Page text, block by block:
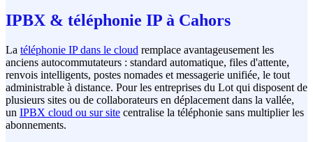
IPBX & téléphonie IP à Cahors
La téléphonie IP dans le cloud remplace avantageusement les
anciens autocommutateurs : standard automatique, files d'attente,
renvois intelligents, postes nomades et messagerie unifiée, le tout
administrable à distance. Pour les entreprises du Lot qui disposent de
plusieurs sites ou de collaborateurs en déplacement dans la vallée,
un IPBX cloud ou sur site centralise la téléphonie sans multiplier les
abonnements.